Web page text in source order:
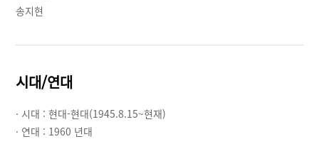
송지현
시대/연대
· 시대 :현대-현대(1945.8.15~현재)
· 연대 : 1960 년대